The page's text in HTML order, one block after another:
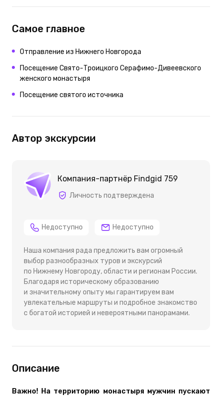
Самое главное
Отправление из Нижнего Новгорода
Посещение Свято-Троицкого Серафимо-Дивеевского
женского монастыря
Посещение святого источника
Автор экскурсии
Компания-партнёр Findgid 759
Личность подтверждена
Недоступно Недоступно
Наша компания рада предложить вам огромный
выбор разнообразных туров и экскурсий
по Нижнему Новгороду, области и регионам России.
Благодаря историческому образованию
и значительному опыту мы гарантируем вам
увлекательные маршруты и подробное знакомство
с богатой историей и невероятными панорамами.
Описание
Важно! На территорию монастыря мужчин пускают